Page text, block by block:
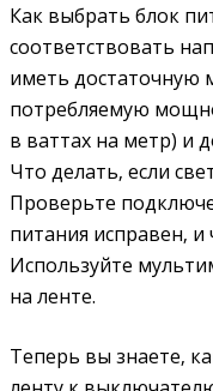
Как выбрать блок
соответствовать
иметь достаточную
потребляемую
в ваттах на метр) и
Что делать‚ если
Проверьте
питания исправен‚
Используйте
на ленте.
Теперь вы знаете‚